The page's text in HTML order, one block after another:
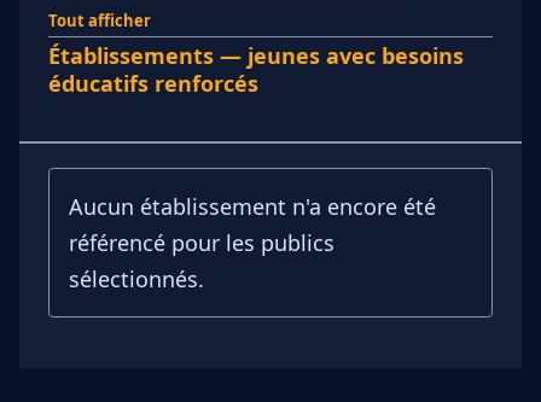
Tout afficher
Établissements — jeunes avec besoins
éducatifs renforcés
Aucun établissement n'a encore été
référencé pour les publics
sélectionnés.